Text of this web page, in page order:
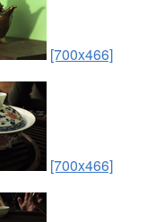
[700x466]
[700x466]